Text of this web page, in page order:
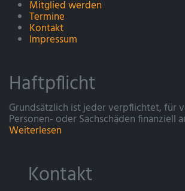
Mitglied werden
Termine
Kontakt
Impressum
Haftpflicht
Grundsätzlich ist jeder verpflichtet, für
Personen- oder Sachschäden finanziell
Weiterlesen
Kontakt